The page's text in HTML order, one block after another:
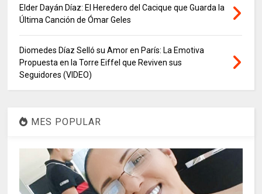
Elder Dayán Díaz: El Heredero del Cacique que Guarda la
Última Canción de Ómar Geles
Diomedes Díaz Selló su Amor en París: La Emotiva
Propuesta en la Torre Eiffel que Reviven sus
Seguidores (VIDEO)
MES POPULAR